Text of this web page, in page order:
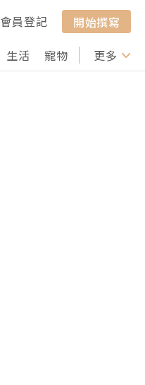
會員登記
開始撰寫
生活 寵物 行山 打卡
更多